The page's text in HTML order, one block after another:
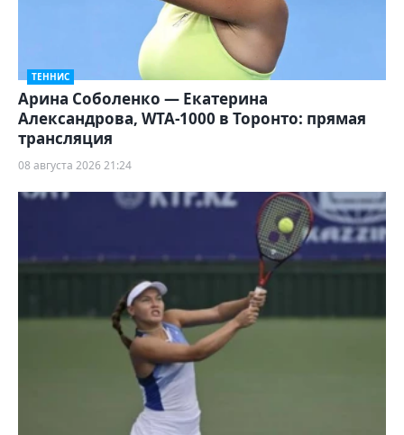
ТЕННИС
Арина Соболенко — Екатерина
Александрова, WTA-1000 в Торонто: прямая
трансляция
08 августа 2026 21:24